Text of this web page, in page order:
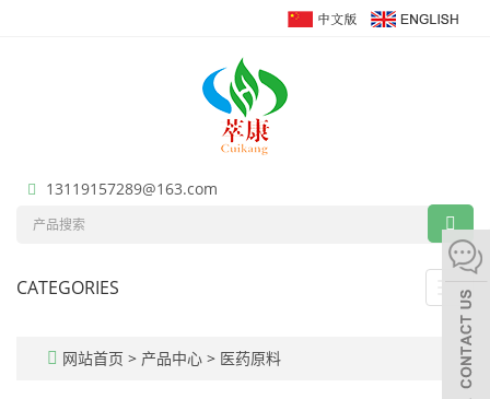
13119157289@163.com
CATEGORIES
网站首页 > 产品中心 > 医药原料